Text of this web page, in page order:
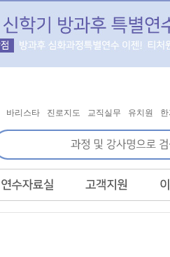
바리스타 진로지도 교직실무 유치원